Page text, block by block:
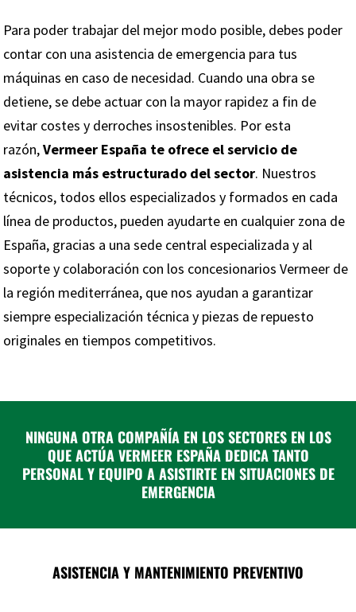
Para poder trabajar del mejor modo posible, debes poder
contar con una asistencia de emergencia para tus
máquinas en caso de necesidad. Cuando una obra se
detiene, se debe actuar con la mayor rapidez a fin de
evitar costes y derroches insostenibles. Por esta
razón,Vermeer España te ofrece el servicio de
asistencia más estructurado del sector. Nuestros
técnicos, todos ellos especializados y formados en cada
línea de productos, pueden ayudarte en cualquier zona de
España, gracias a una sede central especializada y al
soporte y colaboración con los concesionarios Vermeer de
la región mediterránea, que nos ayudan a garantizar
siempre especialización técnica y piezas de repuesto
originales en tiempos competitivos.
NINGUNA OTRA COMPAÑÍA EN LOS SECTORES EN LOS
QUE ACTÚA VERMEER ESPAÑA DEDICA TANTO
PERSONAL Y EQUIPO A ASISTIRTE EN SITUACIONES DE
EMERGENCIA
ASISTENCIA Y MANTENIMIENTO PREVENTIVO